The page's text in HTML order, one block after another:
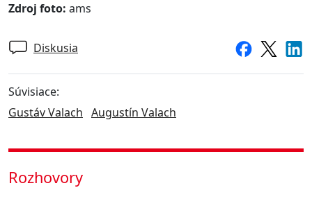
Zdroj foto: ams
Diskusia
Súvisiace:
Gustáv Valach Augustín Valach
Rozhovory